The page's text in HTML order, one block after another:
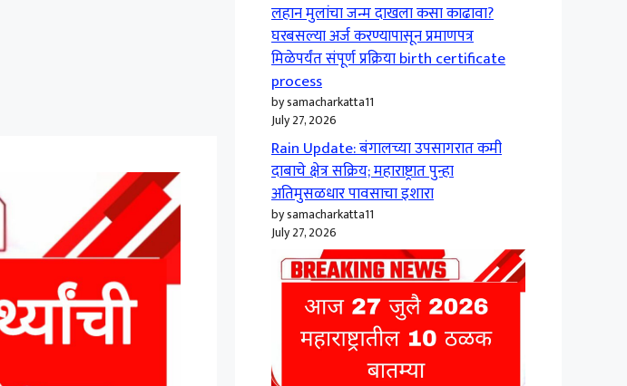
लहान मुलांचा जन्म दाखला कसा काढावा?
घरबसल्या अर्ज करण्यापासून प्रमाणपत्र
मिळेपर्यंत संपूर्ण प्रक्रिया birth certificate
process
by samacharkatta11
July 27, 2026
Rain Update: बंगालच्या उपसागरात कमी
दाबाचे क्षेत्र सक्रिय; महाराष्ट्रात पुन्हा
अतिमुसळधार पावसाचा इशारा
by samacharkatta11
July 27, 2026